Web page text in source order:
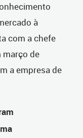
à
com a chefe
março de
a empresa de